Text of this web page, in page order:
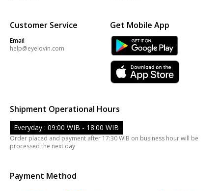
Customer Service
Email
help@eyelovin.com
Get Mobile App
Shipment Operational Hours
Everyday : 09:00 WIB - 18:00 WIB
Order placed and payment after 17:30 WIB on business hour will be
processed the next day
Payment Method